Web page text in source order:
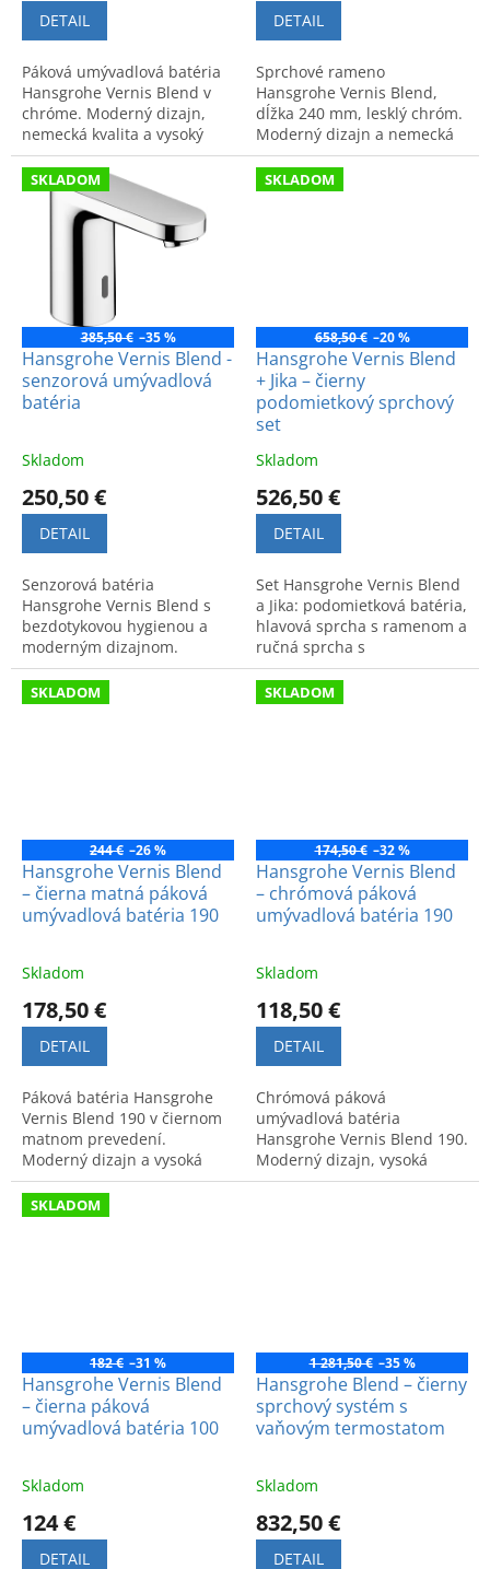
DETAIL
Páková umývadlová batéria
Hansgrohe Vernis Blend v
chróme. Moderný dizajn,
nemecká kvalita a vysoký
komfort používania.
DETAIL
Sprchové rameno
Hansgrohe Vernis Blend,
dĺžka 240 mm, lesklý chróm.
Moderný dizajn a nemecká
kvalita zaručujú dlhú
životnosť a pohodlie pri
sprchovaní.
SKLADOM
385,50 € –35 %
Hansgrohe Vernis Blend -
senzorová umývadlová
batéria
Skladom
250,50 €
DETAIL
Senzorová batéria
Hansgrohe Vernis Blend s
bezdotykovou hygienou a
moderným dizajnom.
Napájanie 230 V a špičková
kvalita pre vašu kúpeľňu.
SKLADOM
658,50 € –20 %
Hansgrohe Vernis Blend
+ Jika – čierny
podomietkový sprchový
set
Skladom
526,50 €
DETAIL
Set Hansgrohe Vernis Blend
a Jika: podomietková batéria,
hlavová sprcha s ramenom a
ručná sprcha s
príslušenstvom. Kvalitné
spracovanie a luxusný
dizajn.
SKLADOM
244 € –26 %
Hansgrohe Vernis Blend
– čierna matná páková
umývadlová batéria 190
Skladom
178,50 €
DETAIL
Páková batéria Hansgrohe
Vernis Blend 190 v čiernom
matnom prevedení.
Moderný dizajn a vysoká
kvalita pre umývadlo. Bez
odtokovej súpravy. Idealna
do kúpeľne.
SKLADOM
174,50 € –32 %
Hansgrohe Vernis Blend
– chrómová páková
umývadlová batéria 190
Skladom
118,50 €
DETAIL
Chrómová páková
umývadlová batéria
Hansgrohe Vernis Blend 190.
Moderný dizajn, vysoká
kvalita a komfort. Kód
SKLADOM
182 € –31 %
Hansgrohe Vernis Blend
– čierna páková
umývadlová batéria 100
Skladom
124 €
DETAIL
1 281,50 € –35 %
Hansgrohe Blend – čierny
sprchový systém s
vaňovým termostatom
Skladom
832,50 €
DETAIL